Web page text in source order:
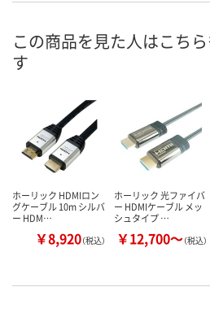
この商品を見た人はこち
す
ホーリック HDMIロン
グケーブル 10m シルバ
ー HDM…
￥8,920（税込）
ホーリック 光ファイバ
ー HDMIケーブル メッ
シュタイプ …
￥12,700～（税込）